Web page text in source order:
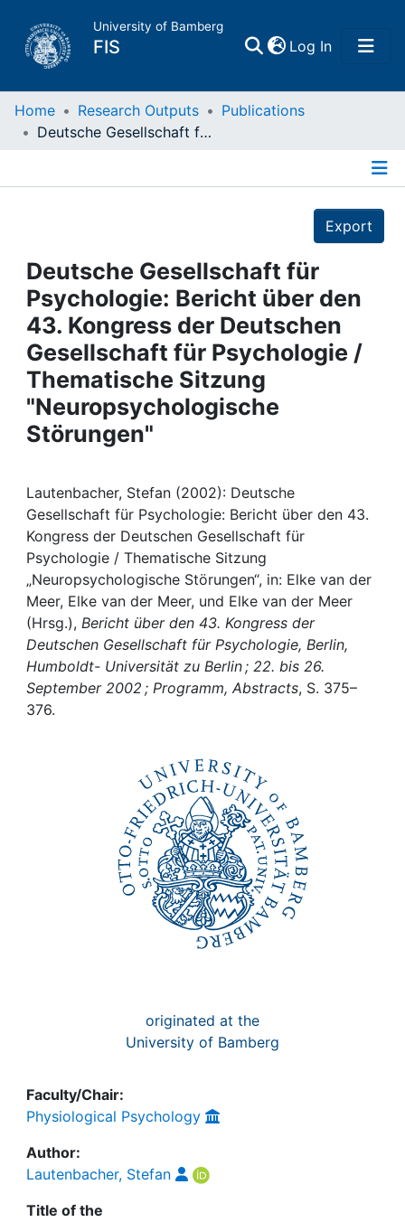
University of Bamberg
FIS Log In(current)
Home
Projects
People
Institutions
Awards
My FIS
Help
Home Research Outputs
Publications
Deutsche Gesellschaft für Psychologie: Bericht über den 43. Kongress der Deutschen Gesellschaft für Psychologie / Thematische Sitzung "Neuropsychologische Störungen"
Export
Deutsche Gesellschaft für
Psychologie: Bericht über den
43. Kongress der Deutschen
Gesellschaft für Psychologie /
Thematische Sitzung
"Neuropsychologische
Störungen"
Lautenbacher, Stefan (2002): Deutsche
Gesellschaft für Psychologie: Bericht über den 43.
Kongress der Deutschen Gesellschaft für
Psychologie / Thematische Sitzung
„Neuropsychologische Störungen“, in: Elke van der
Meer, Elke van der Meer, und Elke van der Meer
(Hrsg.), Bericht über den 43. Kongress der
Deutschen Gesellschaft für Psychologie, Berlin,
Humboldt- Universität zu Berlin ; 22. bis 26.
September 2002 ; Programm, Abstracts, S. 375–
376.
originated at the
University of Bamberg
Faculty/Chair:
Physiological Psychology
Author:
Lautenbacher, Stefan
Title of the